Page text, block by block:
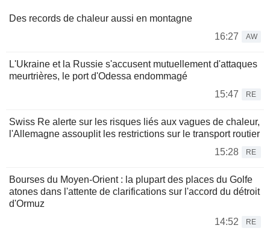
Des records de chaleur aussi en montagne
16:27
AW
L'Ukraine et la Russie s'accusent mutuellement d'attaques
meurtrières, le port d'Odessa endommagé
15:47
RE
Swiss Re alerte sur les risques liés aux vagues de chaleur,
l'Allemagne assouplit les restrictions sur le transport routier
15:28
RE
Bourses du Moyen-Orient : la plupart des places du Golfe
atones dans l'attente de clarifications sur l'accord du détroit
d'Ormuz
14:52
RE